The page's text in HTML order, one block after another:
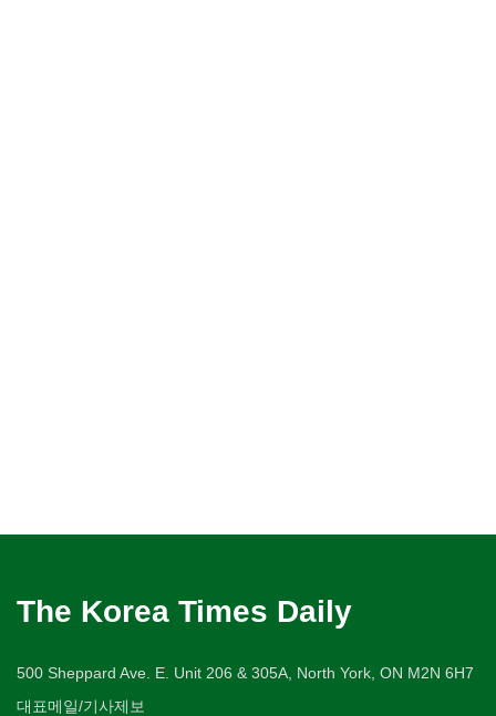
The Korea Times Daily
500 Sheppard Ave. E. Unit 206 & 305A, North York, ON M2N 6H7
대표메일/기사제보